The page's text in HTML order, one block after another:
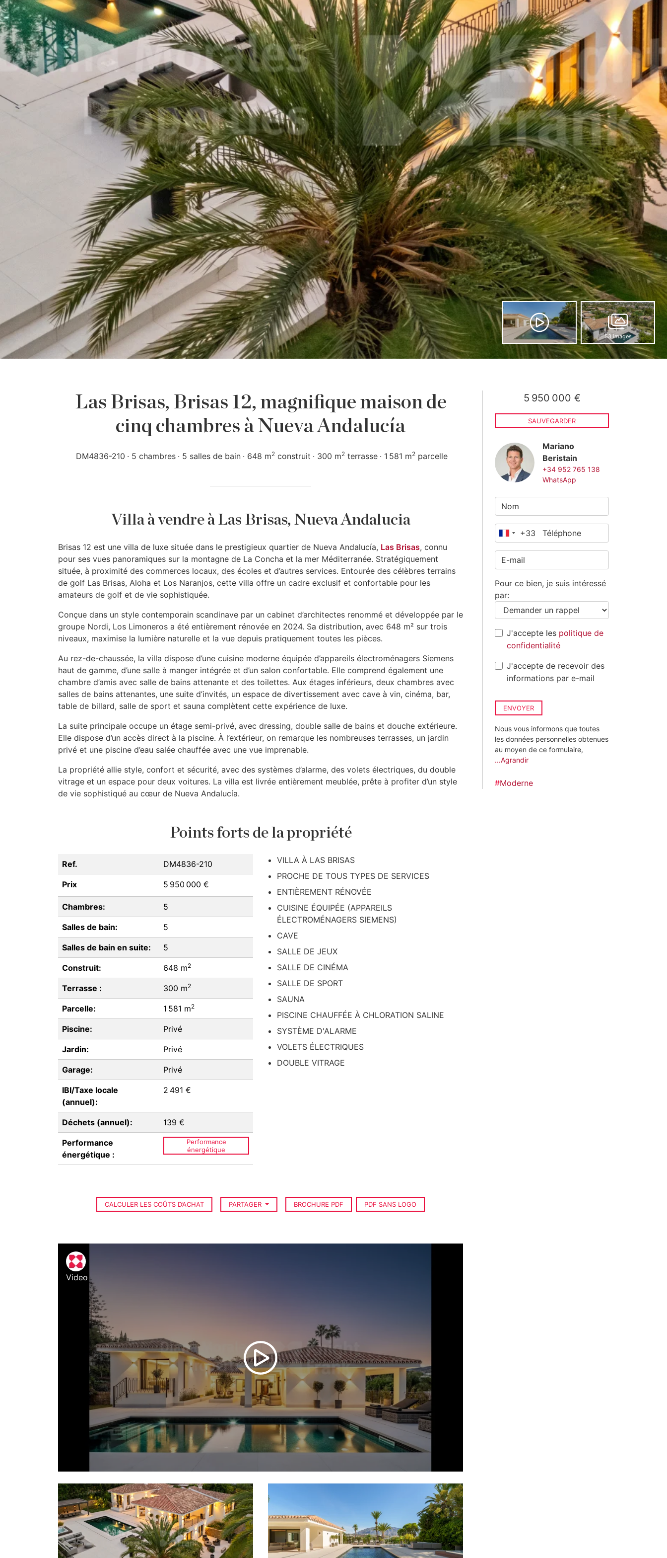
53 images
Las Brisas, Brisas 12, magnifique maison de
cinq chambres à Nueva Andalucía
DM4836-210 5 chambres 5 salles de bain 648 m2construit 300 m2terrasse 1 581 m2parcelle
Villa à vendre à Las Brisas, Nueva Andalucia
Brisas 12 est une villa de luxe située dans le prestigieux quartier de Nueva Andalucía, Las Brisas, connu
pour ses vues panoramiques sur la montagne de La Concha et la mer Méditerranée. Stratégiquement
située, à proximité des commerces locaux, des écoles et d’autres services. Entourée des célèbres terrains
de golf Las Brisas, Aloha et Los Naranjos, cette villa offre un cadre exclusif et confortable pour les
amateurs de golf et de vie sophistiquée.
Conçue dans un style contemporain scandinave par un cabinet d’architectes renommé et développée par le
groupe Nordi, Los Limoneros a été entièrement rénovée en 2024. Sa distribution, avec 648 m² sur trois
niveaux, maximise la lumière naturelle et la vue depuis pratiquement toutes les pièces.
Au rez-de-chaussée, la villa dispose d’une cuisine moderne équipée d’appareils électroménagers Siemens
haut de gamme, d’une salle à manger intégrée et d’un salon confortable. Elle comprend également une
chambre d’amis avec salle de bains attenante et des toilettes. Aux étages inférieurs, deux chambres avec
salles de bains attenantes, une suite d’invités, un espace de divertissement avec cave à vin, cinéma, bar,
table de billard, salle de sport et sauna complètent cette expérience de luxe.
La suite principale occupe un étage semi-privé, avec dressing, double salle de bains et douche extérieure.
Elle dispose d’un accès direct à la piscine. À l’extérieur, on remarque les nombreuses terrasses, un jardin
privé et une piscine d’eau salée chauffée avec une vue imprenable.
La propriété allie style, confort et sécurité, avec des systèmes d’alarme, des volets électriques, du double
vitrage et un espace pour deux voitures. La villa est livrée entièrement meublée, prête à profiter d’un style
de vie sophistiqué au cœur de Nueva Andalucía.
Points forts de la propriété
Ref. DM4836-210
Prix 5 950 000 €
Chambres: 5
Salles de bain: 5
Salles de bain en suite: 5
Construit: 648 m2
Terrasse : 300 m2
Parcelle: 1 581 m2
Piscine: Privé
Jardin: Privé
Garage: Privé
IBI/Taxe locale
(annuel):
2 491 €
Déchets (annuel): 139 €
Performance
énergétique :
Performance
énergétique
VILLA À LAS BRISAS
PROCHE DE TOUS TYPES DE SERVICES
ENTIÈREMENT RÉNOVÉE
CUISINE ÉQUIPÉE (APPAREILS
ÉLECTROMÉNAGERS SIEMENS)
CAVE
SALLE DE JEUX
SALLE DE CINÉMA
SALLE DE SPORT
SAUNA
PISCINE CHAUFFÉE À CHLORATION SALINE
SYSTÈME D'ALARME
VOLETS ÉLECTRIQUES
DOUBLE VITRAGE
CALCULER LES COÛTS D’ACHAT PARTAGER BROCHURE PDF PDF SANS LOGO
Video
5 950 000 €
SAUVEGARDER
Mariano
Beristain
+34 952 765 138
WhatsApp
France
+33
Pour ce bien, je suis intéressé
par:
J'accepte les politique de
confidentialité
J'accepte de recevoir des
informations par e-mail
ENVOYER
Nous vous informons que toutes
les données personnelles obtenues
au moyen de ce formulaire,
...Agrandir
#Moderne